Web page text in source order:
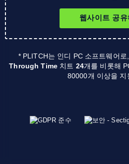
웹사이트 공유
* PLITCH는 인디 PC 소프트웨어
Through Time 치트 24개를 비롯해
80000개 이상을 지